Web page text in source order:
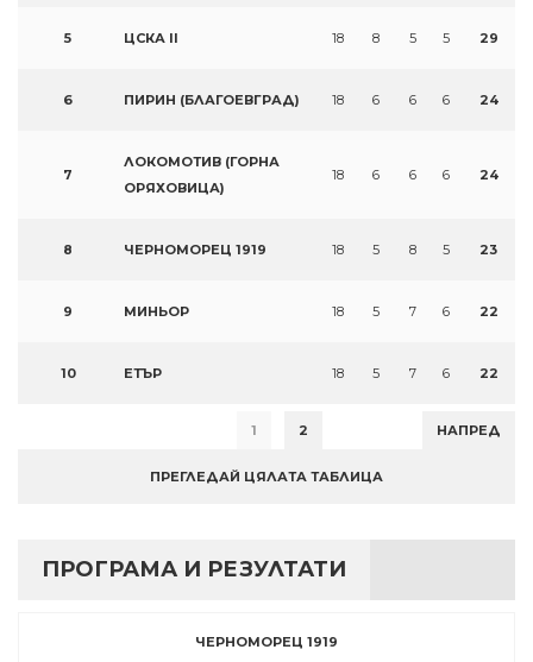
5 ЦСКА II 18 8 5 5 29
6 ПИРИН (БЛАГОЕВГРАД) 18 6 6 6 24
7
ЛОКОМОТИВ (ГОРНА
ОРЯХОВИЦА)
18 6 6 6 24
8 ЧЕРНОМОРЕЦ 1919 18 5 8 5 23
9 МИНЬОР 18 5 7 6 22
10 ЕТЪР 18 5 7 6 22
1 2 НАПРЕД
ПРЕГЛЕДАЙ ЦЯЛАТА ТАБЛИЦА
ПРОГРАМА И РЕЗУЛТАТИ
ЧЕРНОМОРЕЦ 1919